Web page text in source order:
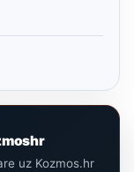
uz Kozmos.hr